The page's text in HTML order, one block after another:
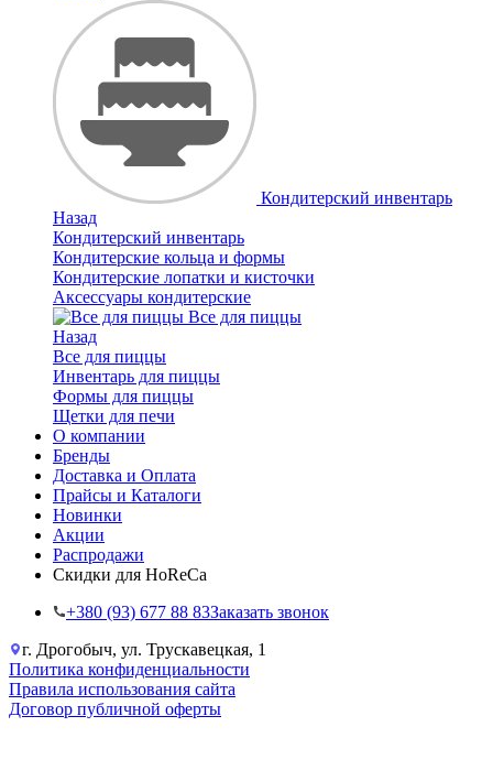
Кондитерский инвентарь
Назад
Кондитерский инвентарь
Кондитерские кольца и формы
Кондитерские лопатки и кисточки
Аксессуары кондитерские
Все для пиццы
Назад
Все для пиццы
Инвентарь для пиццы
Формы для пиццы
Щетки для печи
О компании
Бренды
Доставка и Оплата
Прайсы и Каталоги
Новинки
Акции
Распродажи
Скидки для HoReCa
+38‎0 (93) 677 88 83Заказать звонок
г. Дрогобыч, ул. Трускавецкая, 1
Политика конфиденциальности
Правила использования сайта
Договор публичной оферты